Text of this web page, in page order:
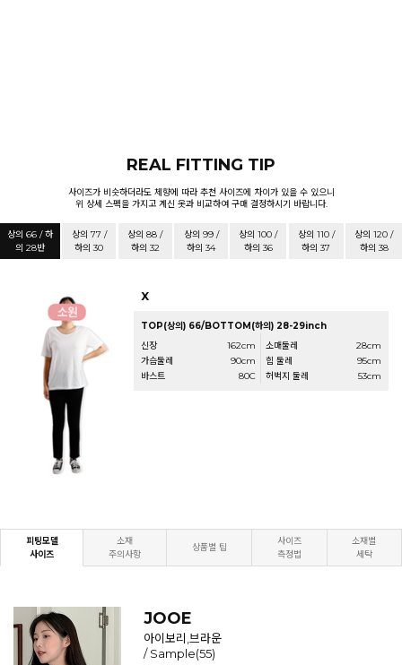
REAL FITTING TIP
사이즈가 비슷하더라도 체향에 따라 추천 사이즈에 차이가 있을 수 있으니
위 상세 스펙을 가지고 계신 옷과 비교하여 구매 결정하시기 바랍니다.
상의 66 / 하
의 28반
상의 77 /
하의 30
상의 88 /
하의 32
상의 99 /
하의 34
상의 100 /
하의 36
상의 110 /
하의 37
상의 120 /
하의 38
X
TOP(상의) 66/BOTTOM(하의) 28-29inch
신장
162cm
가슴둘레
90cm
바스트
80C
소매둘레
28cm
힙 둘레
95cm
허벅지 둘레
53cm
피팅모델
사이즈
소재
주의사항
상품별 팁
사이즈
측정법
소재별
세탁
JOOE
아이보리,브라운
/ Sample(55)